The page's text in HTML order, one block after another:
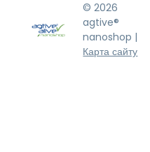
© 2026
agtive®
nanoshop |
Карта сайту